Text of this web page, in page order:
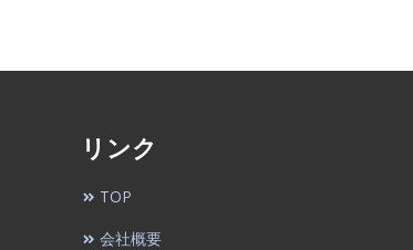
リンク
TOP
会社概要